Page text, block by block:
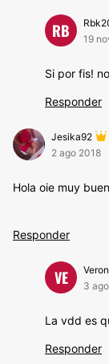
RB
19
Si por fis!
Responder
Jesika92
2 ago 2018
Hola oie muy
Responder
VE
3
La vdd es
Responder